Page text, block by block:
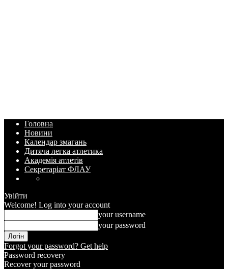
Головна
Новини
Календар змагань
Дитяча легка атлетика
Академія атлетів
Секретаріат ФЛАУ
Увійти
Welcome! Log into your account
your username
your password
Forgot your password? Get help
Password recovery
Recover your password